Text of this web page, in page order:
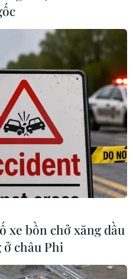
doanh nghiệp
sức không rõ
Chí Minh phát hiện một số
xe bồn chở xăng dầu
châu Phi